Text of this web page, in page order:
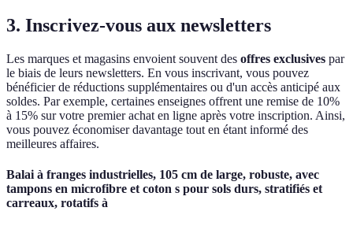
3. Inscrivez-vous aux newsletters
Les marques et magasins envoient souvent des offres exclusives par
le biais de leurs newsletters. En vous inscrivant, vous pouvez
bénéficier de réductions supplémentaires ou d'un accès anticipé aux
soldes. Par exemple, certaines enseignes offrent une remise de 10%
à 15% sur votre premier achat en ligne après votre inscription. Ainsi,
vous pouvez économiser davantage tout en étant informé des
meilleures affaires.
Balai à franges industrielles, 105 cm de large, robuste, avec
tampons en microfibre et coton s pour sols durs, stratifiés et
carreaux, rotatifs à